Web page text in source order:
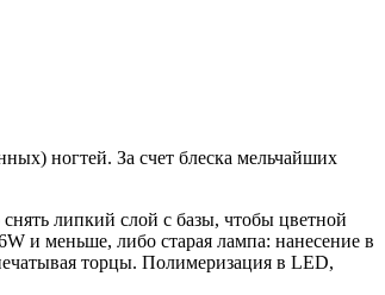
ногтей. За счет блеска мельчайших
липкий слой с базы, чтобы цветной
и меньше, либо старая лампа: нанесение в
торцы. Полимеризация в LED,